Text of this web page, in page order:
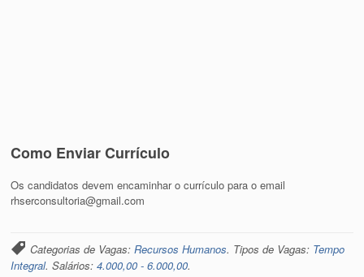
Como Enviar Currículo
Os candidatos devem encaminhar o currículo para o email
rhserconsultoria@gmail.com
Categorias de Vagas:Recursos Humanos. Tipos de Vagas: Tempo
Integral. Salários:4.000,00 - 6.000,00.